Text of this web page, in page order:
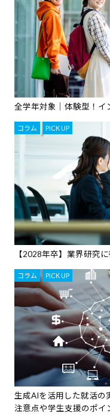
全学年対象｜体験型！イ
コラム PICK UP
【2028年卒】業界研究
コラム , PICK UP
生成AIを活用した就活の
注意点や学生支援のポイ